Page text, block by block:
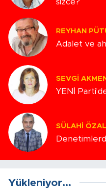
REYHAN
Adalet ve
SEVGI AKMEN
YENİ
SÜLAHI
Yükleniyor...